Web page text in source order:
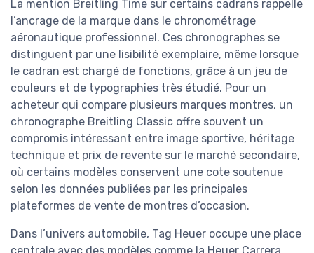
La mention Breitling Time sur certains cadrans rappelle
l’ancrage de la marque dans le chronométrage
aéronautique professionnel. Ces chronographes se
distinguent par une lisibilité exemplaire, même lorsque
le cadran est chargé de fonctions, grâce à un jeu de
couleurs et de typographies très étudié. Pour un
acheteur qui compare plusieurs marques montres, un
chronographe Breitling Classic offre souvent un
compromis intéressant entre image sportive, héritage
technique et prix de revente sur le marché secondaire,
où certains modèles conservent une cote soutenue
selon les données publiées par les principales
plateformes de vente de montres d’occasion.
Dans l’univers automobile, Tag Heuer occupe une place